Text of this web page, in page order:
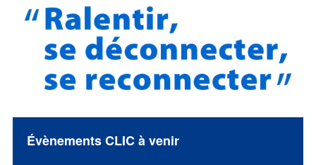
Évènements CLIC à venir